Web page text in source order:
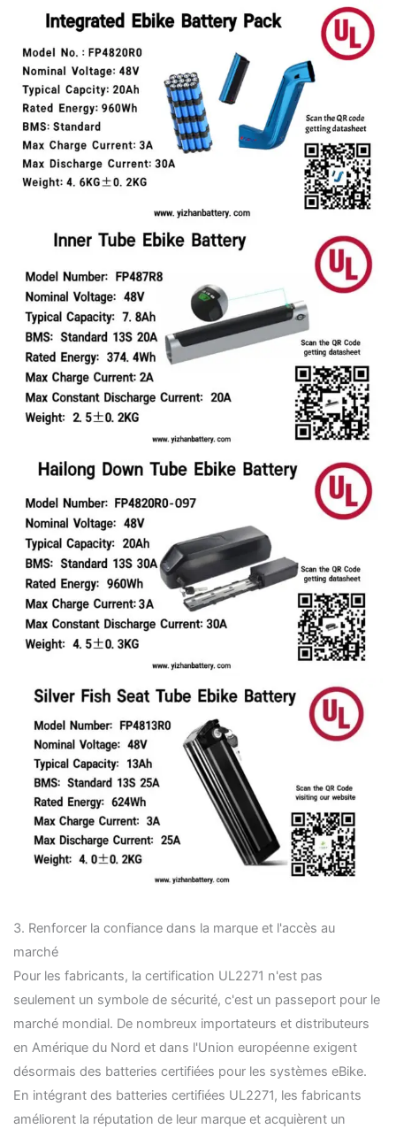
3. Renforcer la confiance dans la marque et l'accès au
marché
Pour les fabricants, la certification UL2271 n'est pas
seulement un symbole de sécurité, c'est un passeport pour le
marché mondial. De nombreux importateurs et distributeurs
en Amérique du Nord et dans l'Union européenne exigent
désormais des batteries certifiées pour les systèmes eBike.
En intégrant des batteries certifiées UL2271, les fabricants
améliorent la réputation de leur marque et acquièrent un